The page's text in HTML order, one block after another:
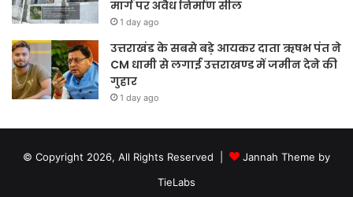
मार्ग पर अवैध निर्माण सील
1 day ago
उत्तराखंड के सबसे बड़े आयकर दाता ऋषभ पंत ने
CM धामी से लगाई उत्तराखण्ड में जमीन देने की
गुहार
1 day ago
© Copyright 2026, All Rights Reserved |
Jannah Theme by
TieLabs